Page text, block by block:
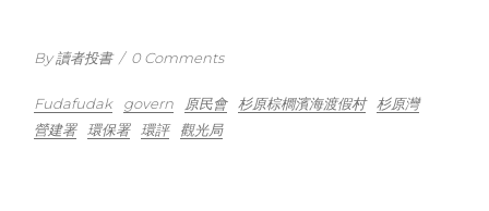
By 讀者投書 / 0 Comments
Fudafudak govern 原民會 杉原棕櫚濱海渡假村
杉原灣
營建署
環保署 環評 觀光局